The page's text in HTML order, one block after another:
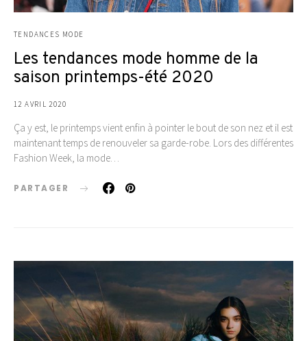
TENDANCES MODE
Les tendances mode homme de la
saison printemps-été 2020
12 AVRIL 2020
Ça y est, le printemps vient enfin à pointer le bout de son nez et il est
maintenant temps de renouveler sa garde-robe. Lors des différentes
Fashion Week, la mode…
PARTAGER